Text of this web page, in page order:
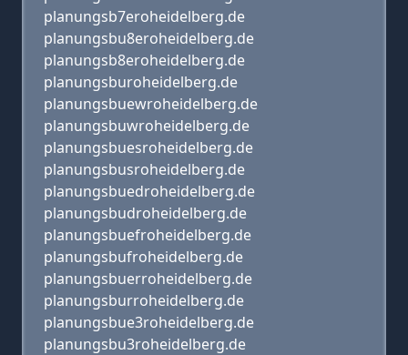
planungsb7eroheidelberg.de
planungsbu8eroheidelberg.de
planungsb8eroheidelberg.de
planungsburoheidelberg.de
planungsbuewroheidelberg.de
planungsbuwroheidelberg.de
planungsbuesroheidelberg.de
planungsbusroheidelberg.de
planungsbuedroheidelberg.de
planungsbudroheidelberg.de
planungsbuefroheidelberg.de
planungsbufroheidelberg.de
planungsbuerroheidelberg.de
planungsburroheidelberg.de
planungsbue3roheidelberg.de
planungsbu3roheidelberg.de